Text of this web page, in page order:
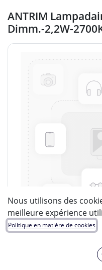
ANTRIM
Dimm.-2,2W-
Nous utilisons des
meilleure expérience
Politique en matière de cookies